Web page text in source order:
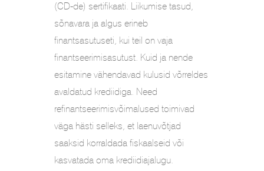
(CD-de) sertifikaati. Liikumise tasud,
sõnavara ja algus erineb
finantsasutuseti, kui teil on vaja
finantseerimisasutust. Kuid ja nende
esitamine vähendavad kulusid võrreldes
avaldatud krediidiga. Need
refinantseerimisvõimalused toimivad
väga hästi selleks, et laenuvõtjad
saaksid korraldada fiskaalseid või
kasvatada oma krediidiajalugu.